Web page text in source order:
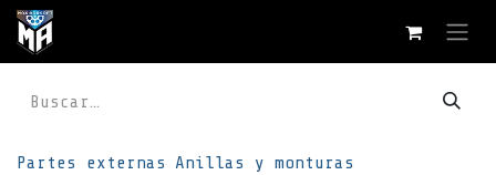
Ir al contenido
Partes externas Anillas y monturas